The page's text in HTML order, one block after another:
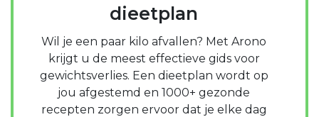
dieetplan
Wil je een paar kilo afvallen? Met Arono
krijgt u de meest effectieve gids voor
gewichtsverlies. Een dieetplan wordt op
jou afgestemd en 1000+ gezonde
recepten zorgen ervoor dat je elke dag